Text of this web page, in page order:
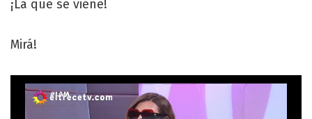
¡La que se viene!
Mirá!